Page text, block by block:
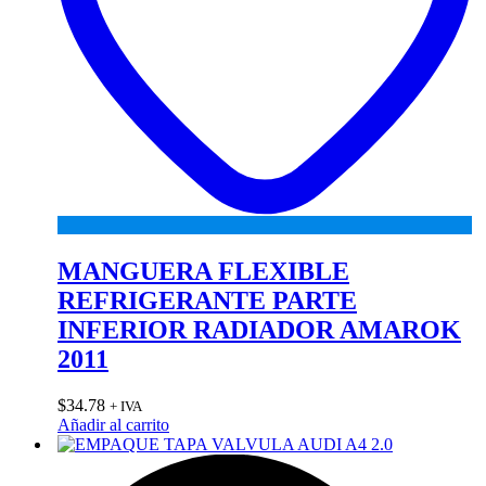
MANGUERA FLEXIBLE
REFRIGERANTE PARTE
INFERIOR RADIADOR AMAROK
2011
$34.78 + IVA
Añadir al carrito